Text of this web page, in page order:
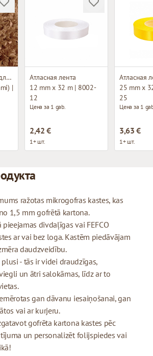
Бумажная стружка для декорирования
|
Атласная лента
12 mm x 32 m | 8002-
12
Цена за 1 gab.
2,42 €
1+ шт.
Атласная
25 mm x
25
Цена за 1
3,63 €
1+ шт.
ražotas mikrogofras kastes, kas
1,5 mm gofrētā kartona.
divdaļīgas vai FEFCO
ar vai bez loga. Kastēm piedāvājam
daudzveidību.
- tās ir videi draudzīgas,
un ātri salokāmas, līdz ar to
gan dāvanu iesaiņošanai, gan
vai ar kurjeru.
gofrēta kartona kastes pēc
un personalizēt folijspiedes vai